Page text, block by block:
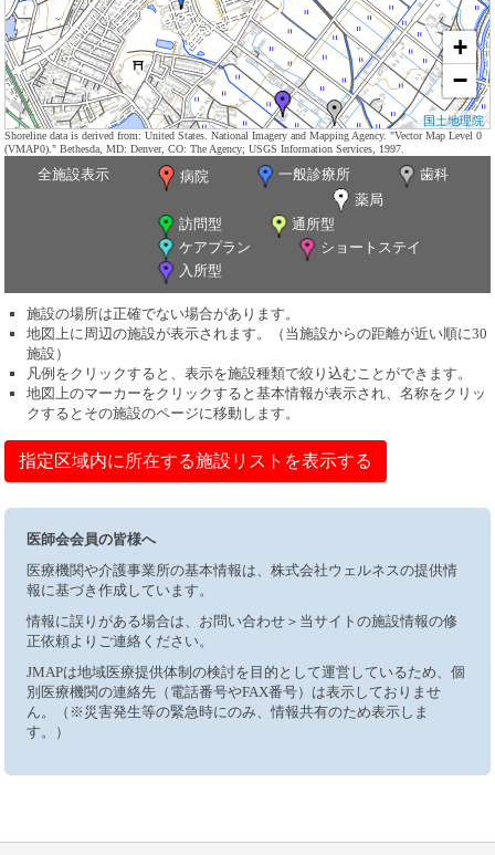
+
−
国土地理院
Shoreline data is derived from: United States. National Imagery and Mapping Agency. "Vector Map Level 0
(VMAP0)." Bethesda, MD: Denver, CO: The Agency; USGS Information Services, 1997.
全施設表示 病院 一般診療所
歯科
薬局
訪問型
通所型
ケアプラン
ショートステイ
入所型
施設の場所は正確でない場合があります。
地図上に周辺の施設が表示されます。（当施設からの距離が近い順に30
施設）
凡例をクリックすると、表示を施設種類で絞り込むことができます。
地図上のマーカーをクリックすると基本情報が表示され、名称をクリッ
クするとその施設のページに移動します。
指定区域内に所在する施設リストを表示する
医師会会員の皆様へ
医療機関や介護事業所の基本情報は、株式会社ウェルネスの提供情
報に基づき作成しています。
情報に誤りがある場合は、お問い合わせ＞当サイトの施設情報の修
正依頼よりご連絡ください。
JMAPは地域医療提供体制の検討を目的として運営しているため、個
別医療機関の連絡先（電話番号やFAX番号）は表示しておりませ
ん。（※災害発生等の緊急時にのみ、情報共有のため表示しま
す。）